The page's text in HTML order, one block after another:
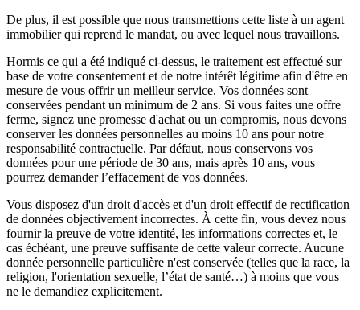
De plus, il est possible que nous transmettions cette liste à un agent
immobilier qui reprend le mandat, ou avec lequel nous travaillons.
Hormis ce qui a été indiqué ci-dessus, le traitement est effectué sur
base de votre consentement et de notre intérêt légitime afin d'être en
mesure de vous offrir un meilleur service. Vos données sont
conservées pendant un minimum de 2 ans. Si vous faites une offre
ferme, signez une promesse d'achat ou un compromis, nous devons
conserver les données personnelles au moins 10 ans pour notre
responsabilité contractuelle. Par défaut, nous conservons vos
données pour une période de 30 ans, mais après 10 ans, vous
pourrez demander l’effacement de vos données.
Vous disposez d'un droit d'accès et d'un droit effectif de rectification
de données objectivement incorrectes. À cette fin, vous devez nous
fournir la preuve de votre identité, les informations correctes et, le
cas échéant, une preuve suffisante de cette valeur correcte. Aucune
donnée personnelle particulière n'est conservée (telles que la race, la
religion, l'orientation sexuelle, l’état de santé…) à moins que vous
ne le demandiez explicitement.